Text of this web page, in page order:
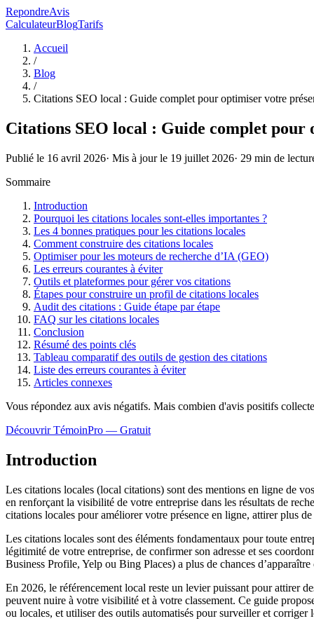
RepondreAvis
CalculateurBlogTarifs
Accueil
/
Blog
/
Citations SEO local : Guide complet pour optimiser votre
Citations SEO local : Guide complet pour
Publié le 16 avril 2026· Mis à jour le 19 juillet 2026· 29 min de
Sommaire
Introduction
Pourquoi les citations locales sont-elles importantes ?
Les 4 bonnes pratiques pour les citations locales
Comment construire des citations locales
Optimiser pour les moteurs de recherche d’IA (GEO)
Les erreurs courantes à éviter
Outils et plateformes pour gérer vos citations
Étapes pour construire un profil de citations locales
Audit des citations : Guide étape par étape
FAQ sur les citations locales
Conclusion
Résumé des points clés
Tableau comparatif des outils de gestion des citations
Liste des erreurs courantes à éviter
Articles connexes
Vous répondez aux avis négatifs. Mais combien d'avis positifs
Découvrir TémoinPro — Gratuit
Introduction
Les citations locales (local citations) sont des mentions en ligne de
en renforçant la visibilité de votre entreprise dans les résultats de
citations locales pour améliorer votre présence en ligne, attirer plus
Les citations locales sont des éléments fondamentaux pour toute
légitimité de votre entreprise, de confirmer son adresse et ses
Business Profile, Yelp ou Bing Places) a plus de chances
En 2026, le référencement local reste un levier puissant pour attirer
peuvent nuire à votre visibilité et à votre classement. Ce guide
ou locales, et utiliser des outils automatisés pour surveiller et corriger